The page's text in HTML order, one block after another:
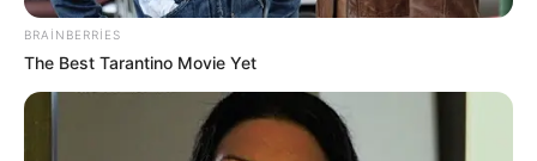
BRAINBERRIES
The Best Tarantino Movie Yet